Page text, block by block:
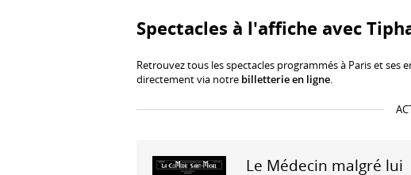
Spectacles à l'affiche avec
Retrouvez tous les spectacles programmés à Paris et ses
directement via notre billetterie en ligne.
Le Médecin malgré lui